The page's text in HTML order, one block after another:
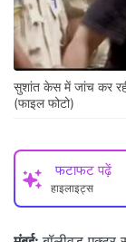
सुशांत केस में जांच कर
(फाइल फोटो)
फटाफट पढ़ें
हाइलाइट्स